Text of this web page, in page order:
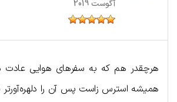
آگوست 2019
هرچقدر هم که به سفرهای هوایی عادت
همیشه استرس زاست پس آن را دلهره‌آورتر